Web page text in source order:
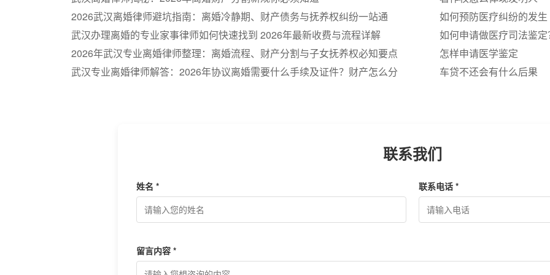
2026武汉离婚律师避坑指南：离婚冷静期、财产债务与抚养权纠纷一站通
武汉办理离婚的专业家事律师如何快速找到 2026年最新收费与流程详解
2026年武汉专业离婚律师整理：离婚流程、财产分割与子女抚养权必知要点
全解析
武汉专业离婚律师解答：2026年协议离婚需要什么手续及证件？财产怎么分
如何预防医疗纠纷的发生
如何申请做医疗司法鉴定
怎样申请医学鉴定
车贷不还会有什么后果
联系我们
姓名 * 联系电话 *
留言内容 *